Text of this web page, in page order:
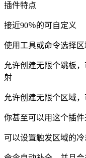
插件特点
接近90％的可自定义
使用工具或命令选择
允许创建无限个跳板
射
允许创建无限个区域
你甚至可以用这个插
可以设置触发区域的冷